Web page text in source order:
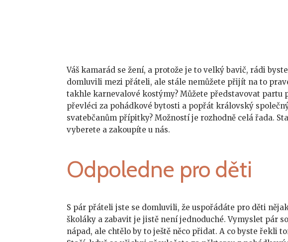
Váš kamarád se žení, a protože je to velký bavič, rádi
domluvili mezi přáteli, ale stále nemůžete přijít na to
takhlekarnevalové kostýmy? Můžete představovat partu
převléci za pohádkové bytosti a popřát královský
svatebčanům přípitky? Možností je rozhodně celá řada.
vyberete a zakoupíte u nás.
Odpoledne pro děti
S pár přáteli jste se domluvili, že uspořádáte pro děti
školáky a zabavit je jistě není jednoduché. Vymyslet pár
nápad, ale chtělo by to ještě něco přidat. A co byste řekli